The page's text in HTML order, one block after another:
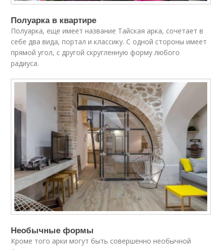
Полуарка в квартире
Полуарка, еще имеет название Тайская арка, сочетает в
себе два вида, портал и классику. С одной стороны имеет
прямой угол, с другой скругленную форму любого
радиуса.
Необычные формы
Кроме того арки могут быть совершенно необычной